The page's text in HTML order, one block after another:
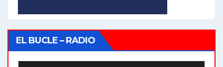
EL BUCLE – RADIO